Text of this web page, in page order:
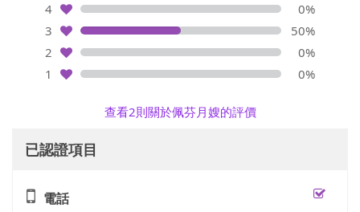
4
0%
3
50%
2
0%
1
0%
查看2則關於佩芬月嫂的評價
已認證項目
電話